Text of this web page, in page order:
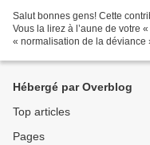
Salut bonnes gens! Cette
Vous la lirez à l’aune de votre
« normalisation de la déviance
Hébergé par Overblog
Top articles
Pages